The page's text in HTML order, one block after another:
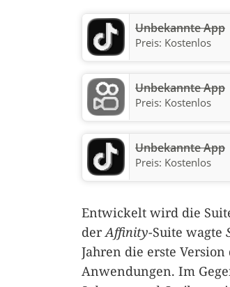
Unbekannte App
Preis: Kostenlos
Unbekannte App
Preis: Kostenlos
Unbekannte App
Preis: Kostenlos
Entwickelt wird die
derAffinity-Suite wagte
Jahren die erste
Anwendungen. Im